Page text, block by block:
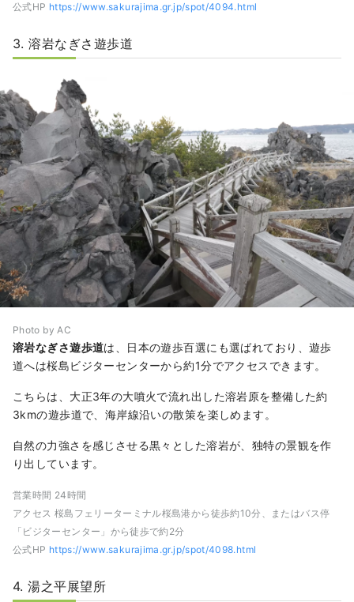
公式HP https://www.sakurajima.gr.jp/spot/4094.html
3. 溶岩なぎさ遊歩道
Photo by AC
溶岩なぎさ遊歩道は、日本の遊歩百選にも選ばれており、遊歩
道へは桜島ビジターセンターから約1分でアクセスできます。
こちらは、大正3年の大噴火で流れ出した溶岩原を整備した約
3kmの遊歩道で、海岸線沿いの散策を楽しめます。
自然の力強さを感じさせる黒々とした溶岩が、独特の景観を作
り出しています。
営業時間 24時間
アクセス 桜島フェリーターミナル桜島港から徒歩約10分、またはバス停
「ビジターセンター」から徒歩で約2分
公式HP https://www.sakurajima.gr.jp/spot/4098.html
4. 湯之平展望所